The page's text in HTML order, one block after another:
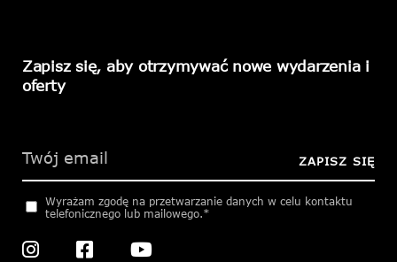
Zapisz się, aby otrzymywać nowe wydarzenia i
oferty
this
ZAPISZ SIĘ
Wyrażam zgodę na przetwarzanie danych w celu kontaktu
telefonicznego lub mailowego.*